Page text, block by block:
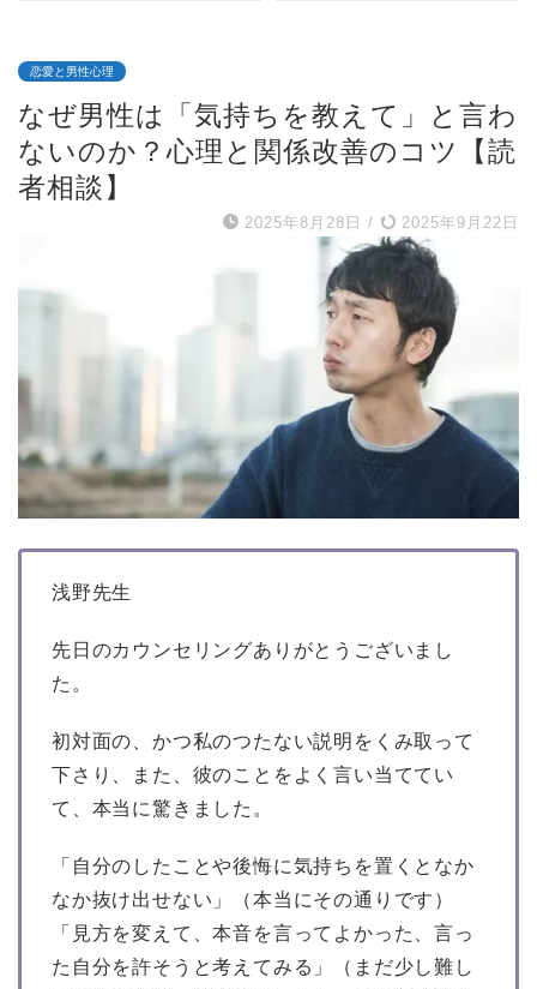
恋愛と男性心理
なぜ男性は「気持ちを教えて」と言わ
ないのか？心理と関係改善のコツ【読
者相談】
2025年8月28日 / 2025年9月22日
浅野先生
先日のカウンセリングありがとうございまし
た。
初対面の、かつ私のつたない説明をくみ取って
下さり、また、彼のことをよく言い当ててい
て、本当に驚きました。
「自分のしたことや後悔に気持ちを置くとなか
なか抜け出せない」（本当にその通りです）
「見方を変えて、本音を言ってよかった、言っ
た自分を許そうと考えてみる」（まだ少し難し